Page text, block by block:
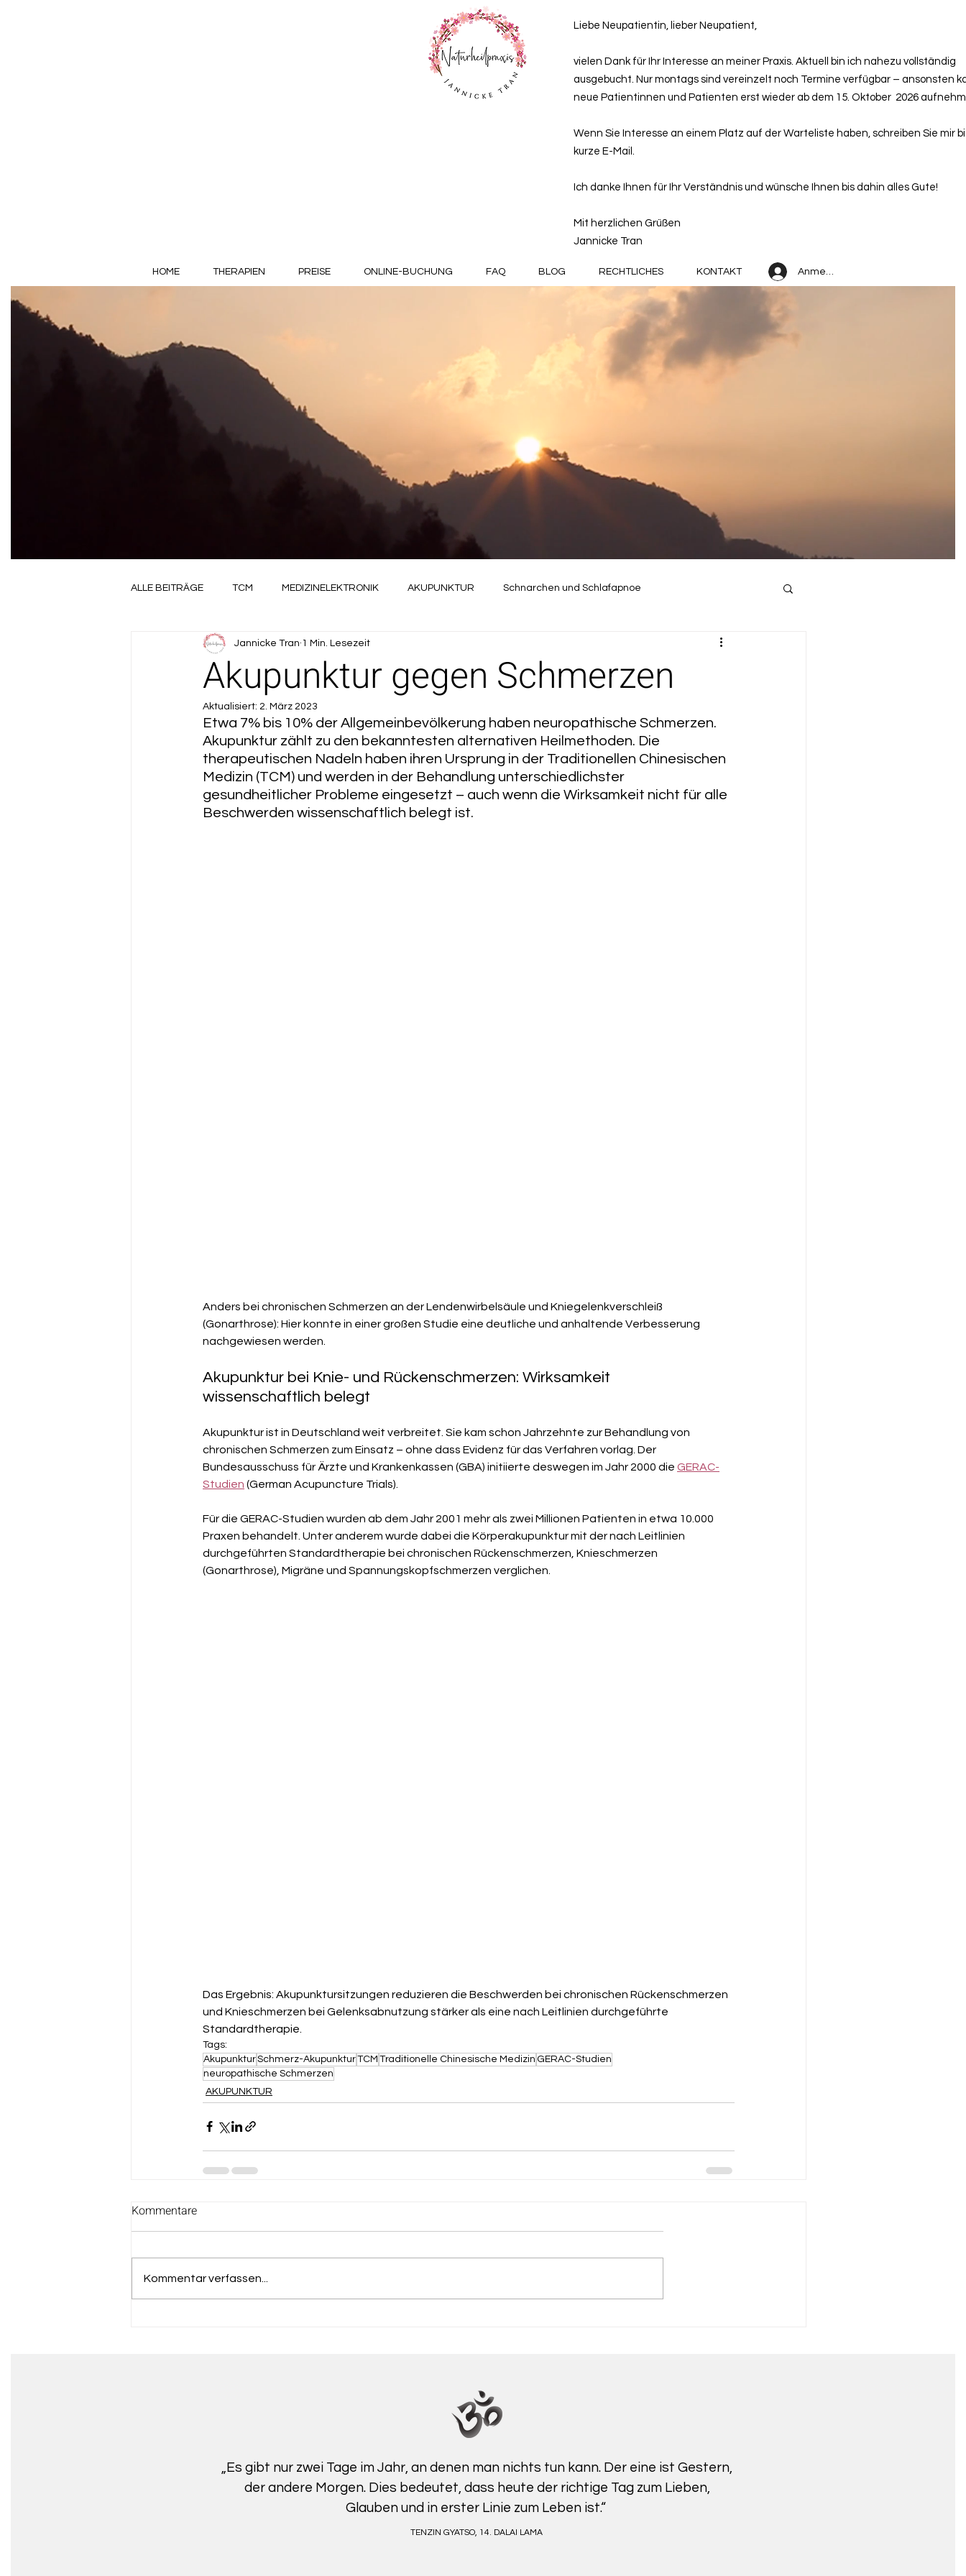
Liebe Neupatientin, lieber Neupatient,
vielen Dank für Ihr Interesse an meiner Praxis. Aktuell bin ich nahezu vollständig
ausgebucht. Nur montags sind vereinzelt noch Termine verfügbar – ansonsten
neue Patientinnen und Patienten erst wieder ab dem 15. Oktober 2026
Wenn Sie Interesse an einem Platz auf der Warteliste haben, schreiben Sie mir
kurze E-Mail.
Ich danke Ihnen für Ihr Verständnis und wünsche Ihnen bis dahin alles Gute!
Mit herzlichen Grüßen
Jannicke Tran
Anmelden
HOME THERAPIEN PREISE ONLINE-BUCHUNG FAQ BLOG RECHTLICHES KONTAKT
ALLE BEITRÄGE TCM MEDIZINELEKTRONIK AKUPUNKTUR Schnarchen und Schlafapnoe
Akupunktur gegen Schmerzen
Jannicke Tran 1 Min. Lesezeit
Aktualisiert: 2. März 2023
Etwa 7% bis 10% der Allgemeinbevölkerung haben neuropathische Schmerzen.
Akupunktur zählt zu den bekanntesten alternativen Heilmethoden. Die
therapeutischen Nadeln haben ihren Ursprung in der Traditionellen Chinesischen
Medizin (TCM) und werden in der Behandlung unterschiedlichster
gesundheitlicher Probleme eingesetzt – auch wenn die Wirksamkeit nicht für alle
Beschwerden wissenschaftlich belegt ist.
Anders bei chronischen Schmerzen an der Lendenwirbelsäule und Kniegelenkverschleiß
(Gonarthrose): Hier konnte in einer großen Studie eine deutliche und anhaltende Verbesserung
nachgewiesen werden.
Akupunktur bei Knie- und Rückenschmerzen: Wirksamkeit
wissenschaftlich belegt
Akupunktur ist in Deutschland weit verbreitet. Sie kam schon Jahrzehnte zur Behandlung von
chronischen Schmerzen zum Einsatz – ohne dass Evidenz für das Verfahren vorlag. Der
Bundesausschuss für Ärzte und Krankenkassen (GBA) initiierte deswegen im Jahr 2000 die GERAC-
Studien (German Acupuncture Trials).
Für die GERAC-Studien wurden ab dem Jahr 2001 mehr als zwei Millionen Patienten in etwa 10.000
Praxen behandelt. Unter anderem wurde dabei die Körperakupunktur mit der nach Leitlinien
durchgeführten Standardtherapie bei chronischen Rückenschmerzen, Knieschmerzen
(Gonarthrose), Migräne und Spannungskopfschmerzen verglichen.
Das Ergebnis: Akupunktursitzungen reduzieren die Beschwerden bei chronischen Rückenschmerzen
und Knieschmerzen bei Gelenksabnutzung stärker als eine nach Leitlinien durchgeführte
Standardtherapie.
Tags:
AkupunkturSchmerz-AkupunkturTCM Traditionelle Chinesische Medizin GERAC-Studien
neuropathische Schmerzen
AKUPUNKTUR
Kommentare
Kommentar verfassen...
„Es gibt nur zwei Tage im Jahr, an denen man nichts tun kann. Der eine ist Gestern,
der andere Morgen. Dies bedeutet, dass heute der richtige Tag zum Lieben,
Glauben und in erster Linie zum Leben ist.“
TENZIN GYATSO, 14. DALAI LAMA